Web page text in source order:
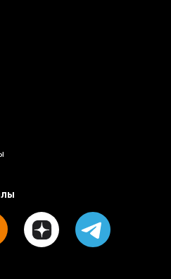
Dzen